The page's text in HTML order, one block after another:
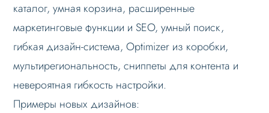
каталог, умная корзина, расширенные
маркетинговые функции и SEO, умный поиск,
гибкая дизайн-система, Optimizer из коробки,
мультирегиональность, сниппеты для контента и
невероятная гибкость настройки.
Примеры новых дизайнов: